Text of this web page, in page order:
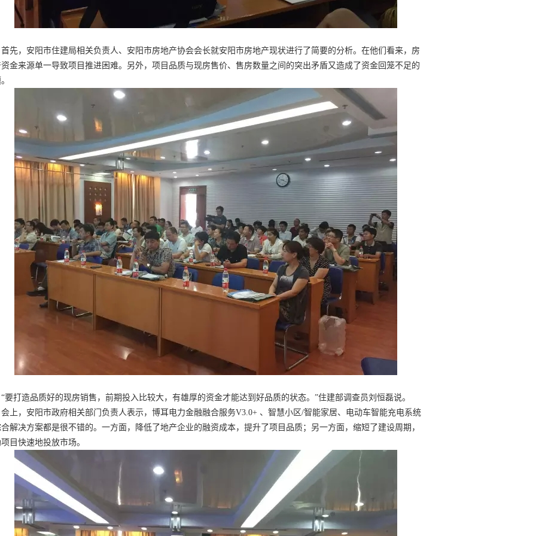
，安阳市住建局相关负责人、安阳市房地产协会会长就安阳市房地产现状进行了简要的分析。在他们看来，房
金来源单一导致项目推进困难。另外，项目品质与现房售价、售房数量之间的突出矛盾又造成了资金回笼不足的
打造品质好的现房销售，前期投入比较大，有雄厚的资金才能达到好品质的状态。”住建部调查员刘恒磊说。
，安阳市政府相关部门负责人表示，博耳电力金融融合服务V3.0+ 、智慧小区/智能家居、电动车智能充电系统
解决方案都是很不错的。一方面，降低了地产企业的融资成本，提升了项目品质；另一方面，缩短了建设周期，
目快速地投放市场。